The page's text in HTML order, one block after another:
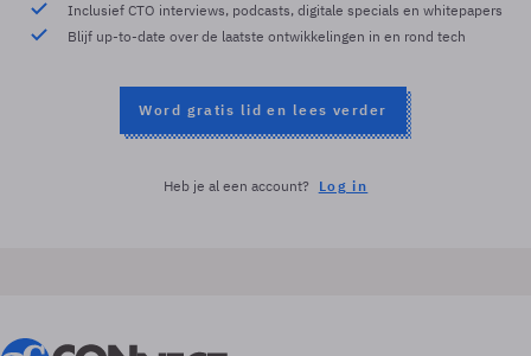
Inclusief CTO interviews, podcasts, digitale specials en whitepapers
Blijf up-to-date over de laatste ontwikkelingen in en rond tech
Word gratis lid en lees verder
Heb je al een account? Log in